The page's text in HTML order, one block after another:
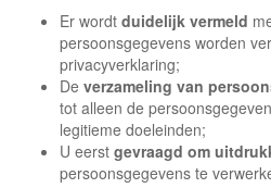
Er wordt duidelijk vermeld
persoonsgegevens worden
privacyverklaring;
De verzameling van
tot alleen de
legitieme doeleinden;
U eerst gevraagd om
persoonsgegevens te